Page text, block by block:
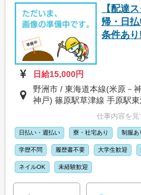
【配達
帰・日
条件あ
日給15,000円
野洲市 / 東海道本線(米原－
神戸) 篠原駅草津線 手原駅東
仕事内容を
日払い・週払い 寮・社宅あり 制服あ
学歴不問 履歴書不要 大学生歓迎
ネイルOK 未経験歓迎